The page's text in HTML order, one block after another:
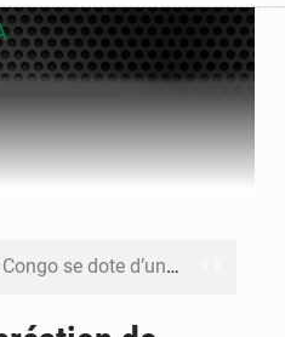
Le Congo se dote d’un programme national pour valoriser les produits forestiers non ligneux